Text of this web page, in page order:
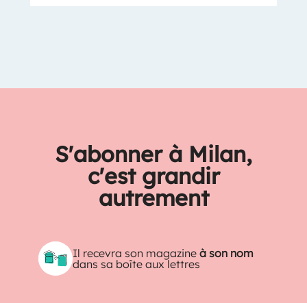
S'abonner à Milan,
c'est grandir
autrement
Il recevra son magazineà son nom
dans sa boîte aux lettres